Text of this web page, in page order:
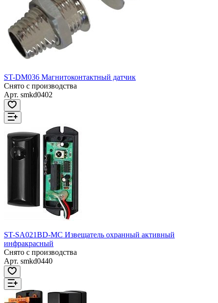
ST-DM036 Магнитоконтактный датчик
Снято с производства
Арт. smkd0402
ST-SA021BD-MC Извещатель охранный активный
инфракрасный
Снято с производства
Арт. smkd0440